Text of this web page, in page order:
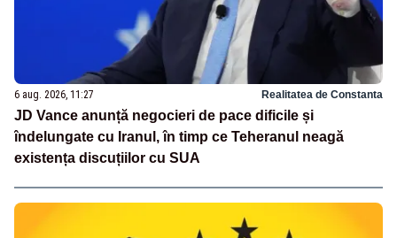
6 aug. 2026, 11:27 Realitatea de Constanta
JD Vance anunță negocieri de pace dificile și
îndelungate cu Iranul, în timp ce Teheranul neagă
existența discuțiilor cu SUA